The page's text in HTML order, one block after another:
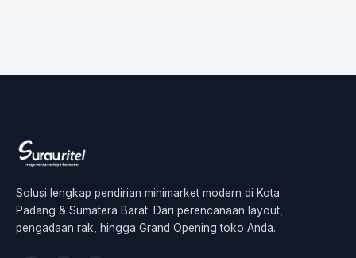
Solusi lengkap pendirian minimarket modern di Kota
Padang & Sumatera Barat. Dari perencanaan layout,
pengadaan rak, hingga Grand Opening toko Anda.